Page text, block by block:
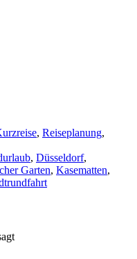
, Reiseplanung,
, Düsseldorf,
Garten, Kasematten,